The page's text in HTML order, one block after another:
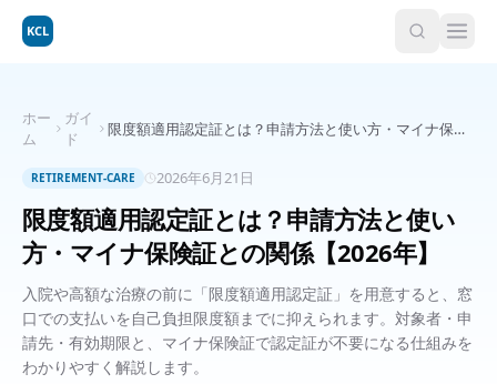
KCL
ホー
ム
ガイ
ド
限度額適用認定証とは？申請方法と使い方・マイナ保険
RETIREMENT-CARE 2026年6月21日
限度額適用認定証とは？申請方法と使い
方・マイナ保険証との関係【2026年】
入院や高額な治療の前に「限度額適用認定証」を用意すると、窓
口での支払いを自己負担限度額までに抑えられます。対象者・申
請先・有効期限と、マイナ保険証で認定証が不要になる仕組みを
わかりやすく解説します。